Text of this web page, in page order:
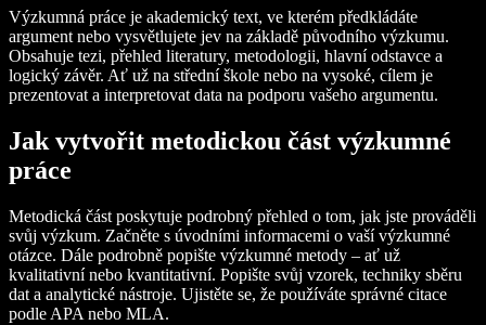
Výzkumná práce je akademický text, ve kterém předkládáte
argument nebo vysvětlujete jev na základě původního výzkumu.
Obsahuje tezi, přehled literatury, metodologii, hlavní odstavce a
logický závěr. Ať už na střední škole nebo na vysoké, cílem je
prezentovat a interpretovat data na podporu vašeho argumentu.
Jak vytvořit metodickou část výzkumné
práce
Metodická část poskytuje podrobný přehled o tom, jak jste prováděli
svůj výzkum. Začněte s úvodními informacemi o vaší výzkumné
otázce. Dále podrobně popište výzkumné metody – ať už
kvalitativní nebo kvantitativní. Popište svůj vzorek, techniky sběru
dat a analytické nástroje. Ujistěte se, že používáte správné citace
podle APA nebo MLA.